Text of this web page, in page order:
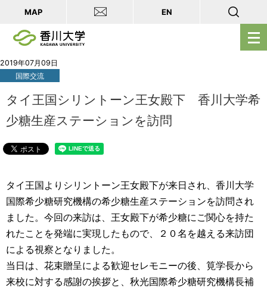
メ
ニ
を
MAP EN
2019年07月09日
国際交流
タイ王国シリントーン王女殿下 香川大学希
少糖生産ステーションを訪問
タイ王国よりシリントーン王女殿下が来日され、香川大学
国際希少糖研究機構の希少糖生産ステーションを訪問され
ました。今回の来訪は、王女殿下が希少糖にご関心を持た
れたことを発端に実現したもので、２０名を越える来訪団
による視察となりました。
当日は、花束贈呈による歓迎セレモニーの後、筧学長から
来校に対する感謝の挨拶と、秋光国際希少糖研究機構長補